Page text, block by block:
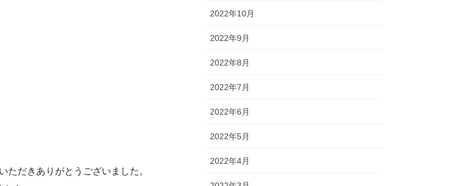
ただきありがとうございました。
2022年10月
2022年9月
2022年8月
2022年7月
2022年6月
2022年5月
2022年4月